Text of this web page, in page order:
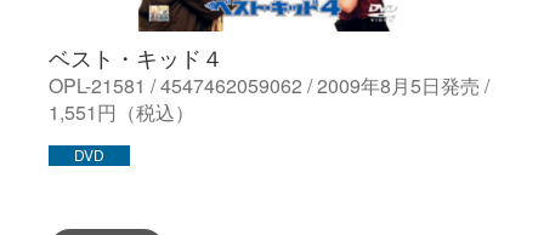
ベスト・キッド４
OPL-21581 / 4547462059062 / 2009年8月5日発売 /
1,551円（税込）
DVD